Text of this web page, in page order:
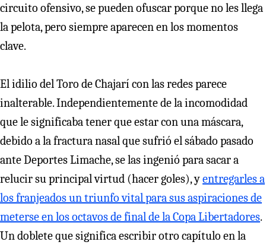
circuito ofensivo, se pueden ofuscar porque no les llega
la pelota, pero siempre aparecen en los momentos
clave.
El idilio del Toro de Chajarí con las redes parece
inalterable. Independientemente de la incomodidad
que le significaba tener que estar con una máscara,
debido a la fractura nasal que sufrió el sábado pasado
ante Deportes Limache, se las ingenió para sacar a
relucir su principal virtud (hacer goles), yentregarles a
los franjeados un triunfo vital para sus aspiraciones de
meterse en los octavos de final de la Copa Libertadores.
Un doblete que significa escribir otro capítulo en la